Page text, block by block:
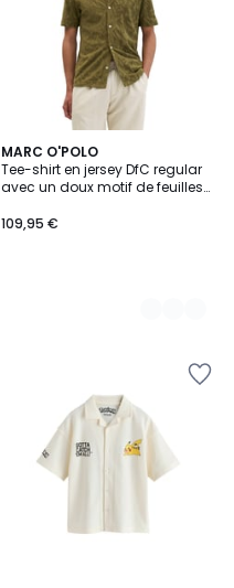
MARC O'POLO
Tee-shirt en jersey DfC regular
avec un doux motif de feuilles
109,95 €
3
Couleurs